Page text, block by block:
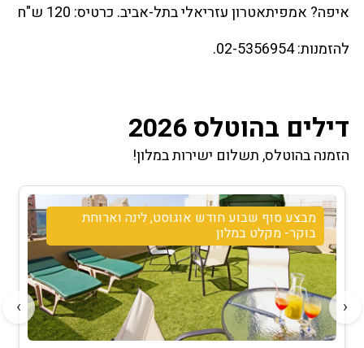
איפה? אמפיתאטרון עזריאלי בתל-אביב. כרטיס: 120 ש"ח
להזמנות: 02-5356954.
דילים בהוטלס 2026
הזמנה בהוטלס, תשלום ישירות במלון!
מבצע שישי אוגוסט חצי פנסיון- א.ערב שישי+
בוקר שבת ופינוי במוצאי שבת- מקלט במלון
‹
›